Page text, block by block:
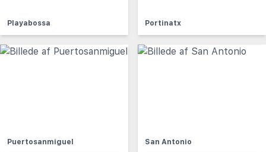
Playabossa Portinatx
Puertosanmiguel San Antonio